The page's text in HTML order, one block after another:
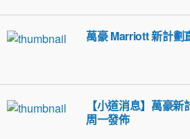
萬豪 Marriott 新計劃
【小道消息】萬豪
周一發佈